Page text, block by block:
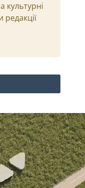
культурні